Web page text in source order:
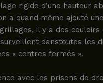
rigide d’une hauteur
a quand même ajouté
il y a des
danstoutes les
« centres fermés ».
avec les prisons de